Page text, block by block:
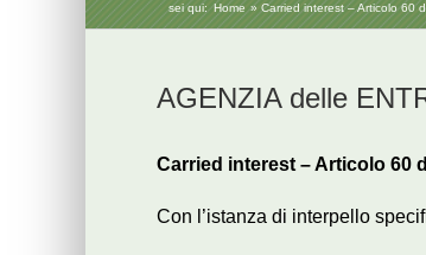
sei qui: Home Carried interest – Articolo 60
AGENZIA delle
Carried interest – Articolo 60
Con l’istanza di interpello